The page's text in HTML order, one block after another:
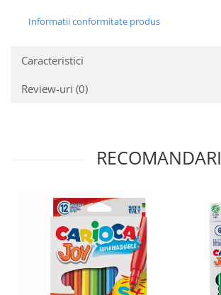
Informatii conformitate produs
Caracteristici
Review-uri (0)
RECOMANDARI